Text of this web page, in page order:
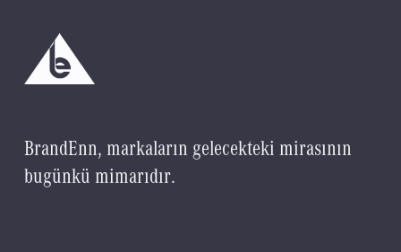
BrandEnn, markaların gelecekteki mirasının
bugünkü mimarıdır.